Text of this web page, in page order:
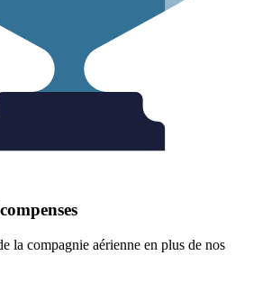
la compagnie aérienne en plus de nos